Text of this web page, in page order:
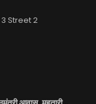
Street 2